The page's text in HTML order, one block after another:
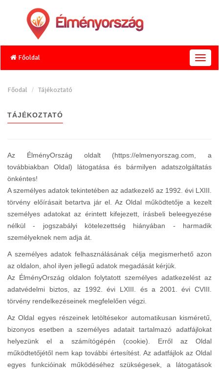
Főoldal
T
o
a
o
n
Főodal Tájékoztató
TÁJÉKOZTATÓ
Az ÉlményOrszág oldalt (https://elmenyorszag.com, a
továbbiakban Oldal) látogatása és bármilyen adatszolgáltatás
önkéntes!
A személyes adatok tekintetében az adatkezelő az 1992. évi LXIII.
törvény előírásait betartva jár el. Az Oldal működtetője a kezelt
személyes adatokat az érintett kifejezett, írásbeli beleegyezése
nélkül - jogszabályi kötelezettség hiányában - harmadik
személyeknek nem adja át.
A személyes adatok felhasználásának célja megismerhető azon
az oldalon, ahol ilyen jellegű adatok megadását kérjük.
Az ÉlményOrszág oldalon folytatott személyes adatkezelést az
adatvédelmi biztos, az 1992. évi LXIII. és a 2001. évi CVIII.
törvény rendelkezéseinek megfelelően végzi.
Az Oldal egyes részeinek letöltésekor automatikusan kisméretű,
bizonyos esetben a személyes adatait tartalmazó adatfájlokat
helyezünk el a számítógépén (cookie). Erről az Oldal
működtetőjétől nem kap további értesítést. Az adatfájlok az Oldal
egyes funkcióinak működéséhez szükségesek, a látogatások